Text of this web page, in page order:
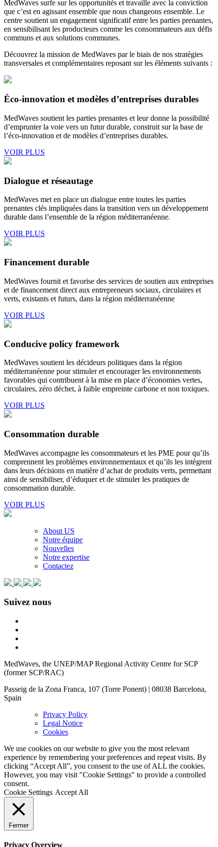
MedWaves surfe sur les opportunités et travaille avec la conviction
que c’est en agissant ensemble que nous changeons ensemble. Le
centre soutient un engagement significatif entre les parties prenantes,
en sensibilisant les producteurs comme les consommateurs aux défis
communs et aux solutions communes.
Découvrez la mission de MedWaves par le biais de nos stratégies
transversales et complémentaires reposant sur les éléments suivants :
Éco-innovation et modèles d’entreprises durables
MedWaves soutient les parties prenantes et leur donne la possibilité
d’emprunter la voie vers un futur durable, construit sur la base de
l’éco-innovation et de modèles d’entreprises durables.
VOIR PLUS
Dialogue et réseautage
MedWaves met en place un dialogue entre toutes les parties
prenantes clés impliquées dans la transition vers un développement
durable dans l’ensemble de la région méditerranéenne.
VOIR PLUS
Financement durable
MedWaves fournit et favorise des services de soutien aux entreprises
et de financement direct aux entrepreneurs sociaux, circulaires et
verts, existants et futurs, dans la région méditerranéenne
VOIR PLUS
Conducive policy framework
MedWaves soutient les décideurs politiques dans la région
méditerranéenne pour stimuler et encourager les environnements
favorables qui contribuent à la mise en place d’économies vertes,
circulaires, zéro déchet, à faible empreinte carbone et non toxiques.
VOIR PLUS
Consommation durable
MedWaves accompagne les consommateurs et les PME pour qu’ils
comprennent les problèmes environnementaux et qu’ils les intègrent
dans leurs décisions en matière d’achat de produits verts, permettant
ainsi de sensibiliser, d’éduquer et de stimuler les pratiques de
consommation durable.
VOIR PLUS
About US
Notre équipe
Nouvelles
Notre expertise
Contactez
Suivez nous
MedWaves, the UNEP/MAP Regional Activity Centre for SCP
(former SCP/RAC)
Passeig de la Zona Franca, 107 (Torre Ponent) | 08038 Barcelona,
Spain
Privacy Policy
Legal Notice
Cookies
We use cookies on our website to give you the most relevant
experience by remembering your preferences and repeat visits. By
clicking “Accept All”, you consent to the use of ALL the cookies.
However, you may visit "Cookie Settings" to provide a controlled
consent.
Cookie Settings Accept All
Fermer
Privacy Overview